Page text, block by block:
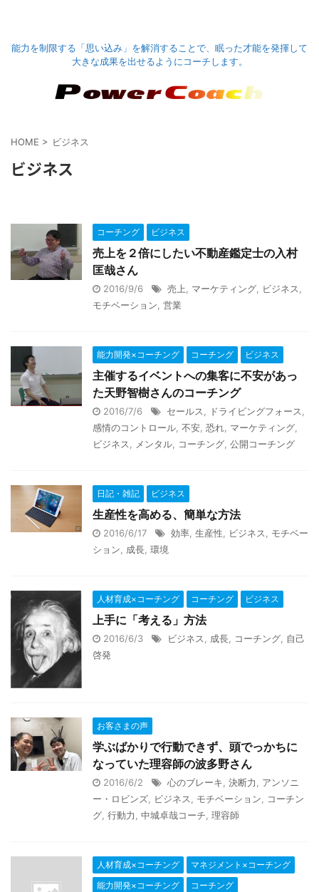
能力を制限する「思い込み」を解消することで、眠った才能を発揮して
大きな成果を出せるようにコーチします。
HOME > ビジネス
ビジネス
コーチング ビジネス
売上を２倍にしたい不動産鑑定士の入村
匡哉さん
2016/9/6 売上 マーケティング ビジネス
モチベーション 営業
能力開発×コーチング コーチング ビジネス
主催するイベントへの集客に不安があっ
た天野智樹さんのコーチング
2016/7/6 セールス ドライビングフォース
感情のコントロール 不安 恐れ マーケティング
ビジネス
メンタル コーチング 公開コーチング
日記・雑記 ビジネス
生産性を高める、簡単な方法
2016/6/17 効率 生産性 ビジネス
モチベー
ション
成長 環境
人材育成×コーチング コーチング ビジネス
上手に「考える」方法
2016/6/3 ビジネス 成長 コーチング 自己
啓発
お客さまの声
学ぶばかりで行動できず、頭でっかちに
なっていた理容師の波多野さん
2016/6/2 心のブレーキ, 決断力, アンソニ
ー・ロビンズ, ビジネス, モチベーション, コーチン
グ, 行動力, 中城卓哉コーチ, 理容師
人材育成×コーチング
マネジメント×コーチング
能力開発×コーチング
コーチング